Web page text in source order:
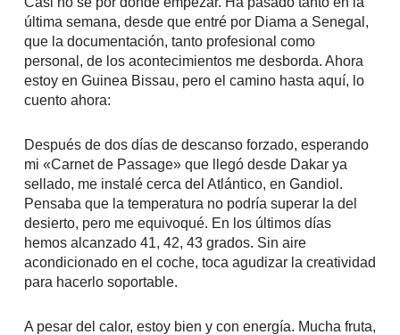
última semana, desde que entré por Diama a Senegal,
que la documentación, tanto profesional como
personal, de los acontecimientos me desborda. Ahora
estoy en Guinea Bissau, pero el camino hasta aquí, lo
cuento ahora:
Después de dos días de descanso forzado, esperando
mi «Carnet de Passage» que llegó desde Dakar ya
sellado, me instalé cerca del Atlántico, en Gandiol.
Pensaba que la temperatura no podría superar la del
desierto, pero me equivoqué. En los últimos días
hemos alcanzado 41, 42, 43 grados. Sin aire
acondicionado en el coche, toca agudizar la creatividad
para hacerlo soportable.
A pesar del calor, estoy bien y con energía. Mucha fruta,